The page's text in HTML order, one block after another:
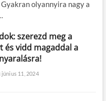
olyannyira nagy a
szerezd meg a
és vidd magaddal a
június 11, 2024